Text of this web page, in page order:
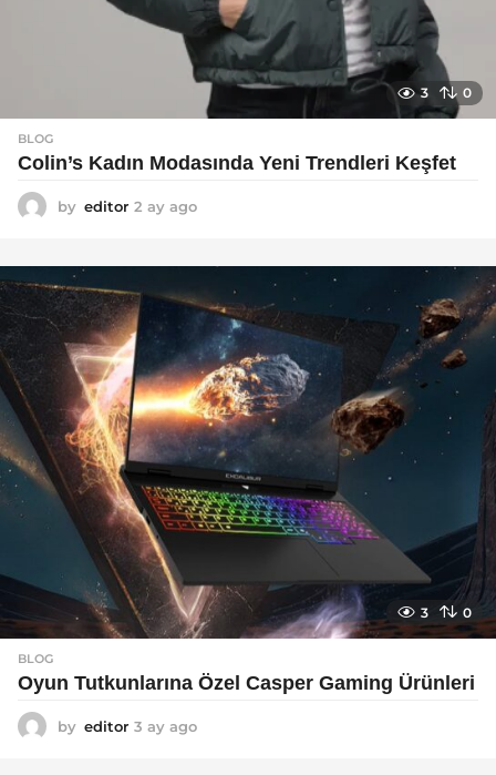
3 0
BLOG
Colin’s Kadın Modasında Yeni Trendleri Keşfet
by editor 2 ay ago
a
o
3 0
BLOG
Oyun Tutkunlarına Özel Casper Gaming Ürünleri
by editor 3 ay ago